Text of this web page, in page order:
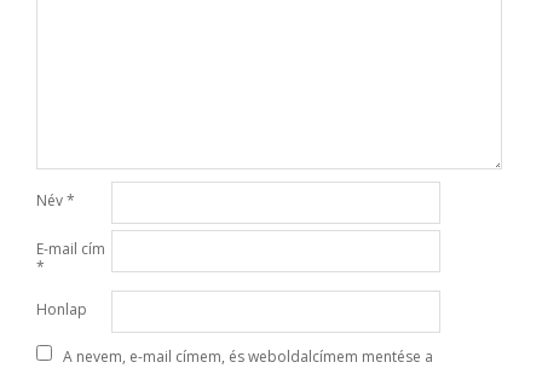
Név*
E-mail cím
*
Honlap
A nevem, e-mail címem, és weboldalcímem mentése a